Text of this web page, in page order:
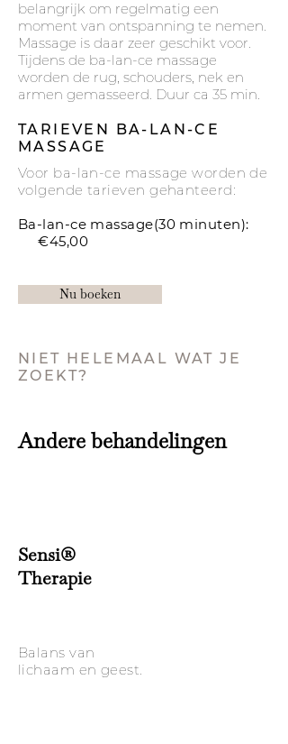
belangrijk om regelmatig een
moment van ontspanning te nemen.
Massage is daar zeer geschikt voor.
Tijdens de ba-lan-ce massage
worden de rug, schouders, nek en
armen gemasseerd. Duur ca 35 min.
TARIEVEN BA-LAN-CE
MASSAGE
Voor ba-lan-ce massage worden de
volgende tarieven gehanteerd:
Ba-lan-ce massage(30 minuten):
€45,00
Nu boeken
NIET HELEMAAL WAT JE
ZOEKT?
Andere behandelingen
Sensi®
Therapie
Balans van
lichaam en geest.